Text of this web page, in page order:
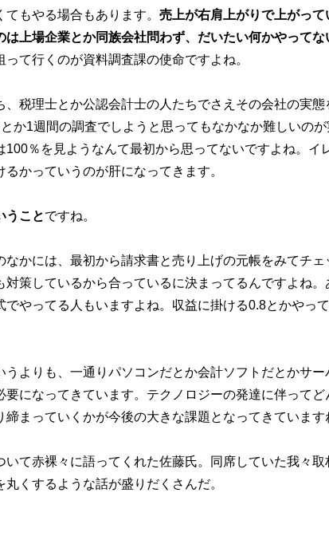
もやる場合もあります。 売上が右肩上がりで上がっ
は上場企業とか同族会社問わず、だいたい何かやってな
て行くのが資料調査課の使命ですよね。
税理士とか公認会計士の人たちでさえその会社の実態
か1週間の調査でしようと思ってもなかなか難しいの
100％を見ようなんて最初から思ってないですよね。イ
かっていうのが肝になってきます。
うことですね。
なかには、最初から請求書と売り上げの元帳をみてチ
対策しているから合っているに決まってるんですよね
でやってる人もいますよね。収益に掛ける0.8とかやっ
よりも、一通りパソコンだとか会計ソフトだとかサー
要になってきています。テクノロジーの発達に伴って
まっていくかが今後の大きな課題となってきています
て赤裸々に語ってくれた佐藤氏。同席していた我々取
くするような話が盛りだくさんだ。